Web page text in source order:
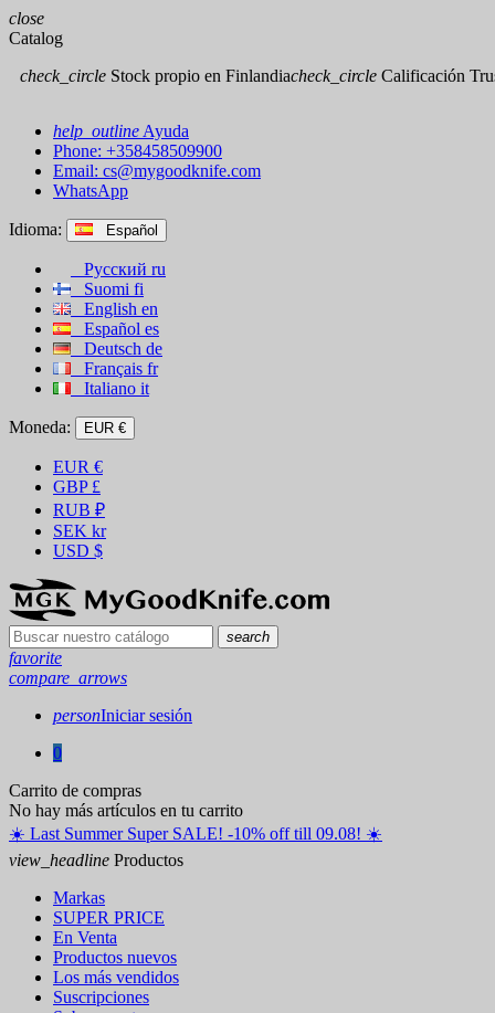
close
Catalog
check_circle Stock propio en Finlandiacheck_circle Calificación
help_outline Ayuda
Phone: +358458509900
Email: cs@mygoodknife.com
WhatsApp
Idioma: Español
Русский ru
Suomi fi
English en
Español es
Deutsch de
Français fr
Italiano it
Moneda: EUR €
EUR €
GBP £
RUB ₽
SEK kr
USD $
search
favorite
compare_arrows
personIniciar sesión
0
Carrito de compras
No hay más artículos en tu carrito
☀️ ️Last Summer Super SALE! -10% off till 09.08! ☀️
view_headline Productos
Markas
SUPER PRICE
En Venta
Productos nuevos
Los más vendidos
Suscripciones